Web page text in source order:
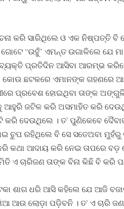
କରି ସାରିଥିଲେ ଓ ଏକ ନିଷ୍ପତ୍ତି ବି
“ଉହୁଁ” ଏମନ୍ତ ଉଗାଳିଲେ ଯେ
ପ୍ରତିଦିନ ଆସିବା ଆରମ୍ଭ
କୋଉ ଛଟକରେ ଏମାନଙ୍କ ଗହଣରେ
ପ୍ରବେଶ ହୋଇଥିବା ତାଙ୍କ
ଆହୁରି ଜଟିଳ କରି ଅସମାହିତ କରି
କରି ଦେଉଥିଲେ । ତ’ ପୁଣିକେବେ
ଚୁପ ରହିଥିଲେ ବି ସେ ସତେଅବା
କଥା ଆଦାୟ କରି ନେଇ ତାପରେ
ଚାରିଜଣ ତାଙ୍କ ବିନା କିଛି ବି କରି
ଶାଗ ଧରି ଆସି କହିଲେ ଯେ ଆଜି
ଆଉ ଲୋଡ଼ା ପଡ଼ିବନି । ତ’ ଏ ଚାରି